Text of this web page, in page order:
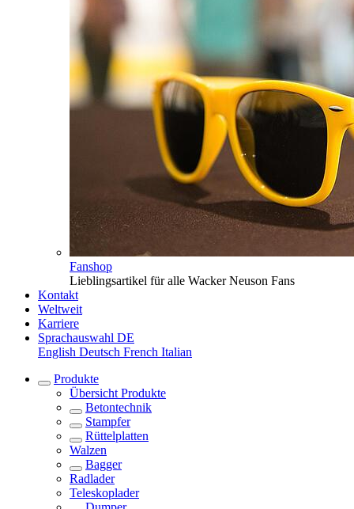
Fanshop
Lieblingsartikel für alle Wacker Neuson Fans
Kontakt
Weltweit
Karriere
Sprachauswahl DE
English Deutsch French Italian
Produkte
Übersicht Produkte
Betontechnik
Stampfer
Rüttelplatten
Walzen
Bagger
Radlader
Teleskoplader